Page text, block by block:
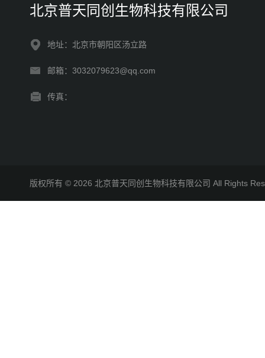
北京普天同创生物科技有限公司
地址：北京市朝阳区汤立路
邮箱：3032079623@qq.com
传真：
版权所有 © 2026 北京普天同创生物科技有限公司 All Rights